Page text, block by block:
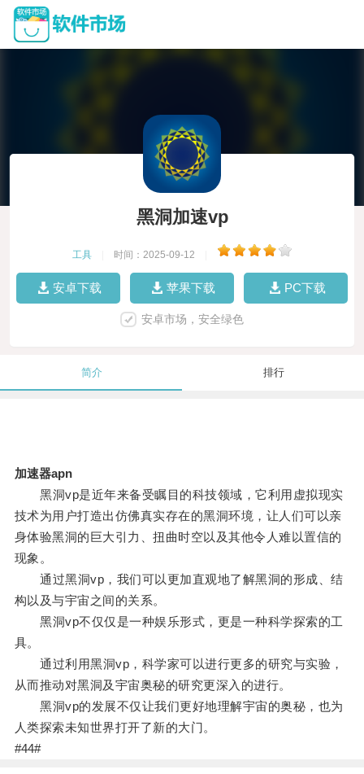
黑洞加速vp
工具 时间：2025-09-12
安卓下载 苹果下载 PC下载
安卓市场，安全绿色
简介 排行
加速器apn
黑洞vp是近年来备受瞩目的科技领域，它利用虚拟现实
技术为用户打造出仿佛真实存在的黑洞环境，让人们可以亲
身体验黑洞的巨大引力、扭曲时空以及其他令人难以置信的
现象。
通过黑洞vp，我们可以更加直观地了解黑洞的形成、结
构以及与宇宙之间的关系。
黑洞vp不仅仅是一种娱乐形式，更是一种科学探索的工
具。
通过利用黑洞vp，科学家可以进行更多的研究与实验，
从而推动对黑洞及宇宙奥秘的研究更深入的进行。
黑洞vp的发展不仅让我们更好地理解宇宙的奥秘，也为
人类探索未知世界打开了新的大门。
#44#